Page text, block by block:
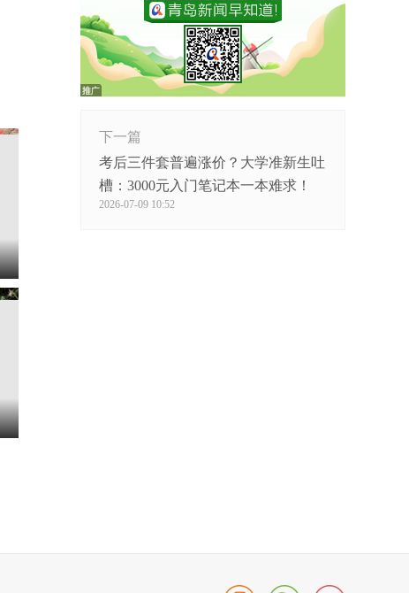
下一篇
考后三件套普遍涨价？大学准新生吐
槽：3000元入门笔记本一本难求！
2026-07-09 10:52